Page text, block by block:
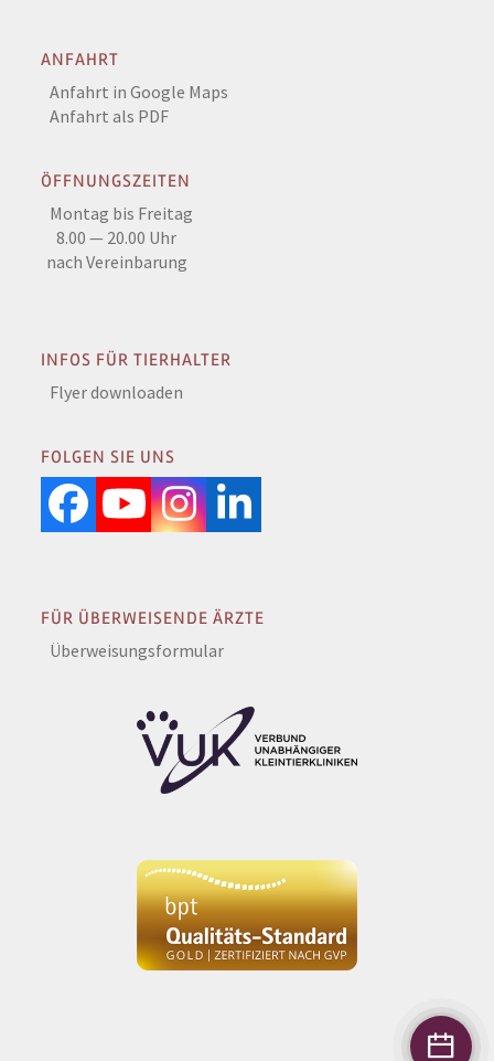
ANFAHRT
Anfahrt in Google Maps
Anfahrt als PDF
ÖFFNUNGSZEITEN
Montag bis Freitag
8.00 — 20.00 Uhr
nach Vereinbarung
INFOS FÜR TIERHALTER
Flyer downloaden
FOLGEN SIE UNS
Facebook
YouTube
Instagram
LinkedIn
FÜR ÜBERWEISENDE ÄRZTE
Überweisungsformular